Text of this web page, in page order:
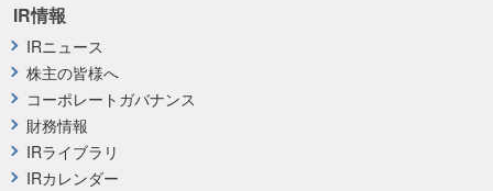
IR情報
IRニュース
株主の皆様へ
コーポレートガバナンス
財務情報
IRライブラリ
IRカレンダー